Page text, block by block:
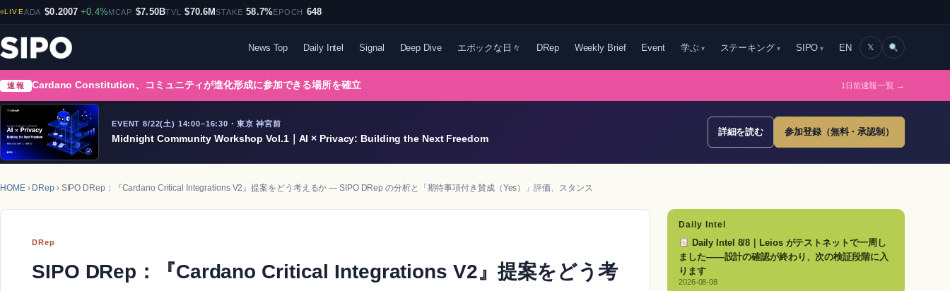
LIVEADA $0.2007 +0.4%MCAP $7.50BTVL $70.6MSTAKE 58.7%EPOCH 648
News Top Daily Intel Signal Deep Dive エポックな日々 DRep Weekly Brief Event 学ぶ ステーキング SIPO EN 𝕏
速報 Cardano Constitution、コミュニティが進化形成に参加できる場所を確立 1日前速報一覧 →
EVENT 8/22(土) 14:00–16:30・東京 神宮前
Midnight Community Workshop Vol.1｜AI × Privacy: Building the Next Freedom
詳細を読む 参加登録（無料・承認制）
HOME› DRep› SIPO DRep：『Cardano Critical Integrations V2』提案をどう考えるか ― SIPO DRep の分析と「期待事項付き賛成（Yes）」評価、スタンス
DRep
SIPO DRep：『Cardano Critical Integrations V2』提案をどう考
Daily Intel
Daily Intel 8/8｜Leios がテストネットで一周し
ました——設計の確認が終わり、次の検証段階に入
ります
2026-08-08